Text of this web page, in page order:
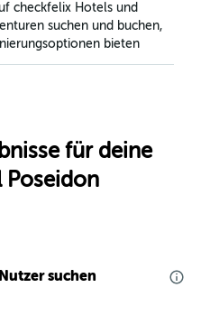
checkfelix Hotels und
suchen und buchen,
bieten
für deine
suchen